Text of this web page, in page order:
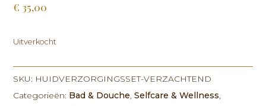
€ 35,00
Uitverkocht
SKU: HUIDVERZORGINGSSET-VERZACHTEND
Categorieën: Bad & Douche,Selfcare & Wellness,